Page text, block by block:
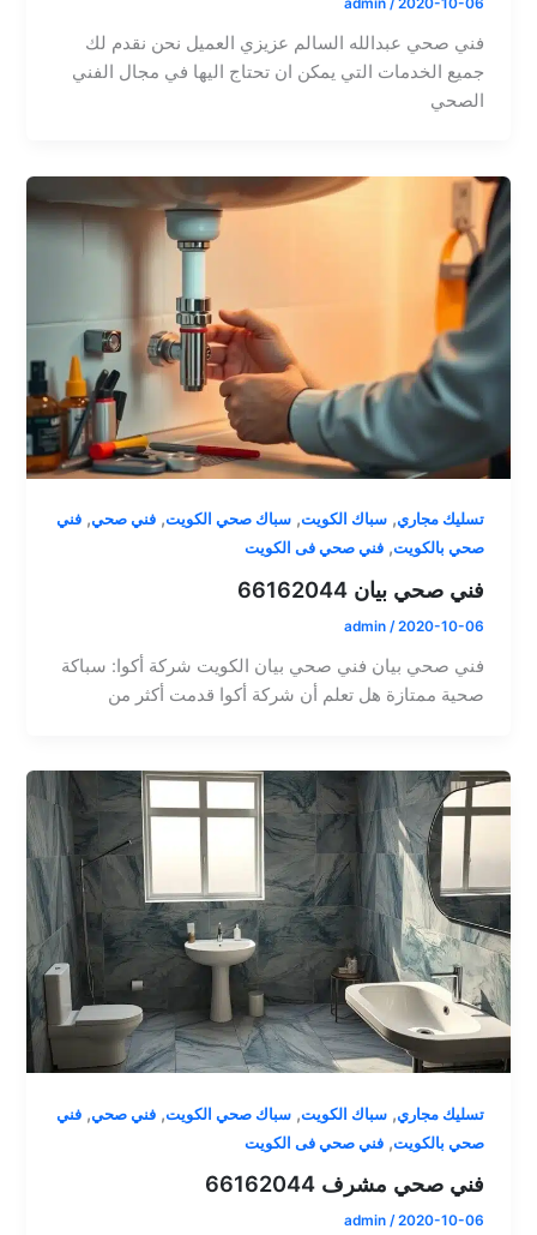
فني صحي عبدالله السالم عزيزي العميل نحن نقدم لك
جميع الخدمات التي يمكن ان تحتاج اليها في مجال الفني
الصحي
تسليك مجاري,سباك الكويت,سباك صحي الكويت,فني صحي,فني
صحي بالكويت,فني صحي فى الكويت
فني صحي بيان 66162044
admin /2020-10-06
فني صحي بيان فني صحي بيان الكويت شركة أكوا: سباكة
صحية ممتازة هل تعلم أن شركة أكوا قدمت أكثر من
تسليك مجاري,سباك الكويت,سباك صحي الكويت,فني صحي,فني
صحي بالكويت,فني صحي فى الكويت
فني صحي مشرف 66162044
admin /2020-10-06